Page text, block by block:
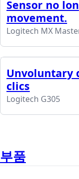
Sensor no
movement.
Logitech MX
Unvoluntary
clics
Logitech G305
부품